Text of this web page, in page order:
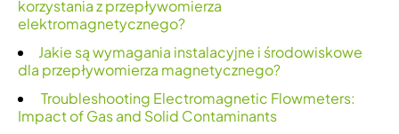
korzystania z przepływomierza
elektromagnetycznego?
Jakie są wymagania instalacyjne i środowiskowe
dla przepływomierza magnetycznego?
Troubleshooting Electromagnetic Flowmeters:
Impact of Gas and Solid Contaminants